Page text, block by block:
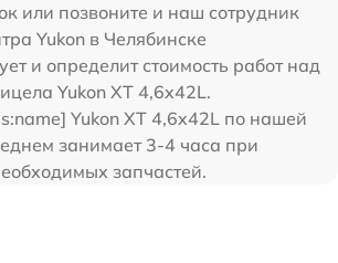
или позвоните и наш сотрудник
Yukon в Челябинске
и определит стоимость работ над
Yukon XT 4,6x42L.
Yukon XT 4,6x42L по нашей
занимает 3-4 часа при
запчастей.